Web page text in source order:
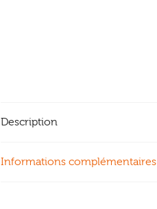
Description
Informations complémentaires